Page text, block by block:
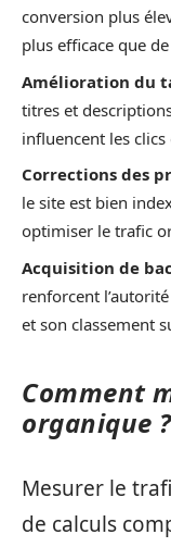
conversion plus
plus efficace que
Amélioration du
titres et
influencent les
Corrections des
le site est bien
optimiser le trafic
Acquisition de
renforcent
et son classement
Comment
organique ?
Mesurer le
de calculs